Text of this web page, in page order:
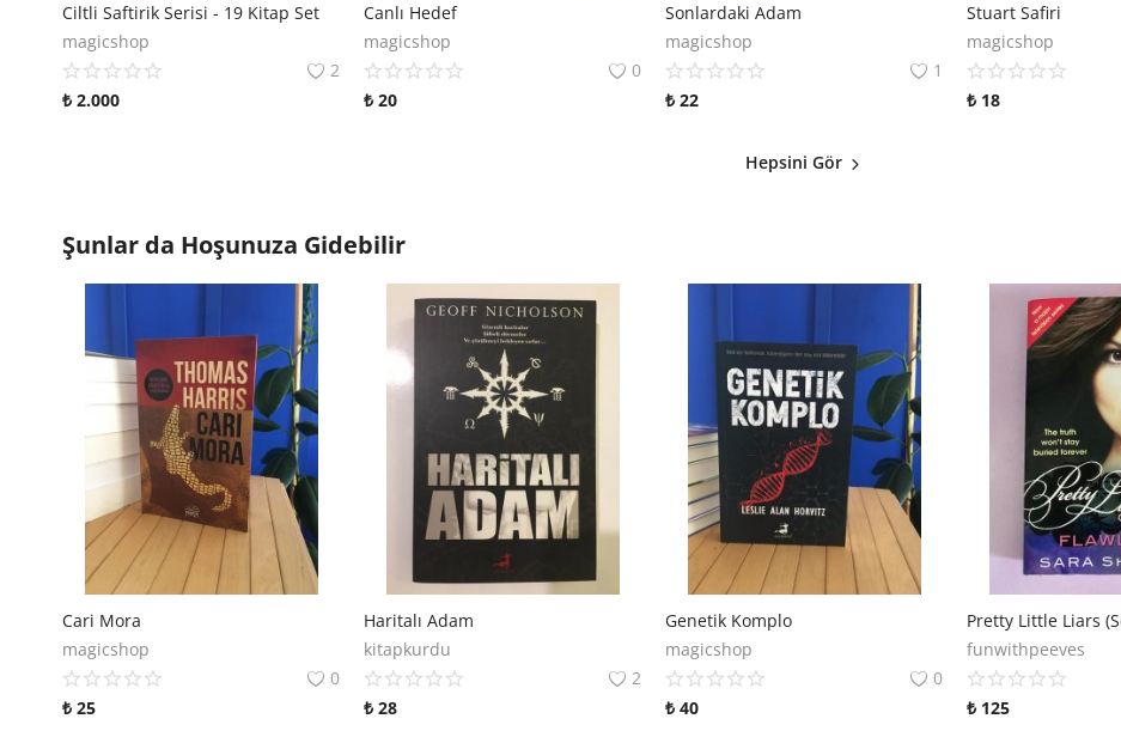
Ciltli Saftirik Serisi - 19 Kitap Set
magicshop
2
₺ 2.000
Canlı Hedef
magicshop
0
₺ 20
Sonlardaki Adam
magicshop
1
₺ 22
Stuart Safiri
magicshop
₺ 18
Hepsini Gör
Şunlar da Hoşunuza Gidebilir
Cari Mora
magicshop
0
₺ 25
Haritalı Adam
kitapkurdu
2
₺ 28
Genetik Komplo
magicshop
0
₺ 40
funwithpeeves
₺ 125